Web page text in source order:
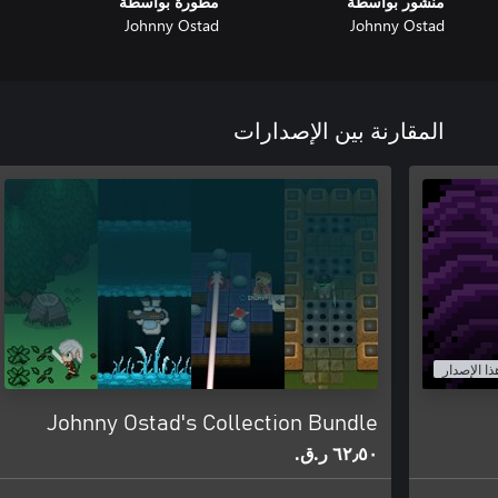
منشور بواسطة
Johnny Ostad
مطورة بواسطة
Johnny Ostad
المقارنة بين الإصدارات
الإصدار
Johnny Ostad's Collection Bundle
٦٢٫٥٠ ر.ق.‏